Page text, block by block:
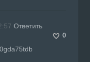
Ответить
0